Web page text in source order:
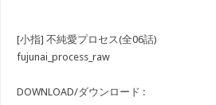
[小指] 不純愛プロセス(全06話)
fujunai_process_raw
DOWNLOAD/ダウンロード :